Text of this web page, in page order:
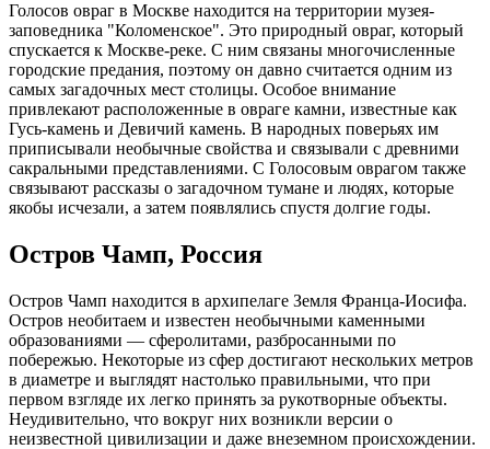
Голосов овраг в Москве находится на территории музея-
заповедника "Коломенское". Это природный овраг, который
спускается к Москве-реке. С ним связаны многочисленные
городские предания, поэтому он давно считается одним из
самых загадочных мест столицы. Особое внимание
привлекают расположенные в овраге камни, известные как
Гусь-камень и Девичий камень. В народных поверьях им
приписывали необычные свойства и связывали с древними
сакральными представлениями. С Голосовым оврагом также
связывают рассказы о загадочном тумане и людях, которые
якобы исчезали, а затем появлялись спустя долгие годы.
Остров Чамп, Россия
Остров Чамп находится в архипелаге Земля Франца-Иосифа.
Остров необитаем и известен необычными каменными
образованиями — сферолитами, разбросанными по
побережью. Некоторые из сфер достигают нескольких метров
в диаметре и выглядят настолько правильными, что при
первом взгляде их легко принять за рукотворные объекты.
Неудивительно, что вокруг них возникли версии о
неизвестной цивилизации и даже внеземном происхождении.